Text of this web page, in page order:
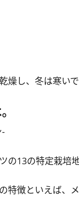
燥し、冬は寒い
の13の特定栽培
特徴といえば、